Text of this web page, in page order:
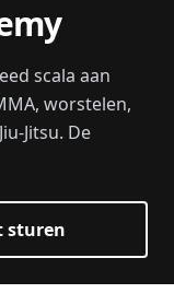
scala aan
worstelen,
Jitsu. De
sturen